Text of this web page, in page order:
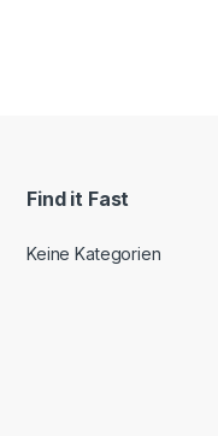
Find it Fast
Keine Kategorien